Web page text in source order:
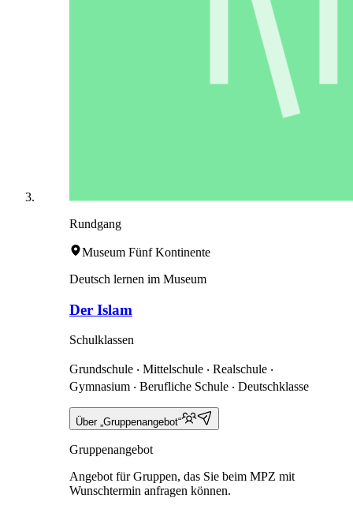
Rundgang
Museum Fünf Kontinente
Deutsch lernen im Museum
Der Islam
Schulklassen
Grundschule ‧ Mittelschule ‧ Realschule ‧
Gymnasium ‧ Berufliche Schule ‧ Deutschklasse
Über „Gruppenangebot“
Gruppenangebot
Angebot für Gruppen, das Sie beim MPZ mit
Wunschtermin anfragen können.